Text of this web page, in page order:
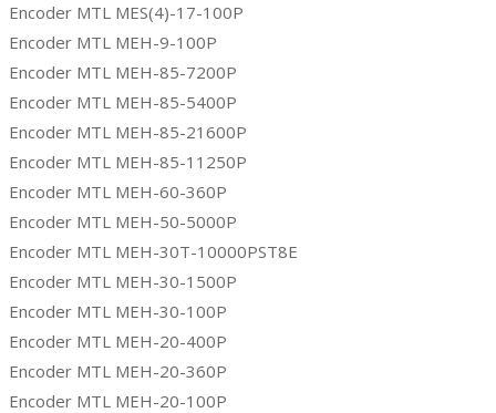
Encoder MTL MES(4)-17-100P
Encoder MTL MEH-9-100P
Encoder MTL MEH-85-7200P
Encoder MTL MEH-85-5400P
Encoder MTL MEH-85-21600P
Encoder MTL MEH-85-11250P
Encoder MTL MEH-60-360P
Encoder MTL MEH-50-5000P
Encoder MTL MEH-30T-10000PST8E
Encoder MTL MEH-30-1500P
Encoder MTL MEH-30-100P
Encoder MTL MEH-20-400P
Encoder MTL MEH-20-360P
Encoder MTL MEH-20-100P